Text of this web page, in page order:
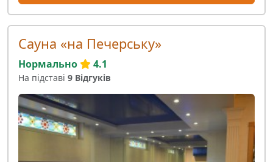
Сауна «на Печерську»
Нормально 4.1
На підставі 9 Відгуків